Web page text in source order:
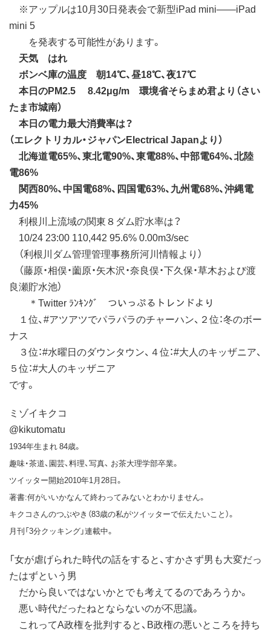
※アップルは10月30日発表会で新型iPad mini――iPad
mini 5
を発表する可能性があります。
天気 はれ
ボンベ庫の温度 朝14℃、昼18℃、夜17℃
本日のPM2.5 8.42μg/m 環境省そらまめ君より（さい
たま市城南）
本日の電力最大消費率は？
（エレクトリカル・ジャパンElectrical Japanより）
北海道電65%、東北電90%、東電88%、中部電64%、北陸
電86%
関西80%、中国電68%、四国電63%、九州電68%、沖縄電
力45%
利根川上流域の関東８ダム貯水率は？
10/24 23:00 110,442 95.6% 0.00m3/sec
（利根川ダム管理管理事務所河川情報より）
（藤原・相俣・薗原・矢木沢・奈良俣・下久保・草木および渡
良瀬貯水池）
＊Twitter ﾗﾝｷﾝｸﾞ ついっぷるトレンドより
１位、#アツアツでパラパラのチャーハン、２位：冬のボー
ナス
３位：#水曜日のダウンタウン、４位：#大人のキッザニア、
５位：#大人のキッザニア
です。
ミゾイキクコ
@kikutomatu
1934年生まれ 84歳。
趣味・茶道、園芸、料理、写真、 お茶大理学部卒業。
ツイッター開始2010年1月28日。
著書:何がいいかなんて終わってみないとわかりません。
キクコさんのつぶやき（83歳の私がツイッターで伝えたいこと）。
月刊「3分クッキング」連載中。
「女が虐げられた時代の話をすると、すかさず男も大変だっ
たはずという男
だから良いではないかとでも考えてるのであろうか。
悪い時代だったねとならないのが不思議。
これってA政権を批判すると、B政権の悪いところを持ち